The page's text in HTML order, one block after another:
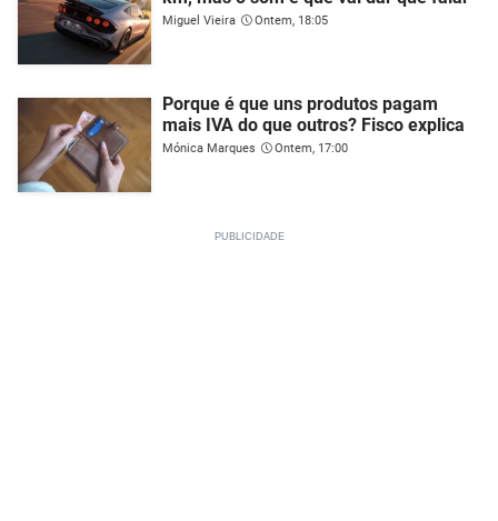
Miguel Vieira Ontem, 18:05
Porque é que uns produtos pagam
mais IVA do que outros? Fisco explica
Mónica Marques Ontem, 17:00